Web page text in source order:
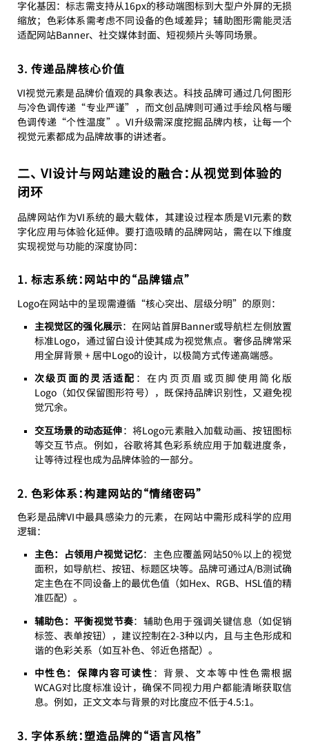
字化基因：标志需支持从16px的移动端图标到大型户外屏的无损
缩放；色彩体系需考虑不同设备的色域差异；辅助图形需能灵活
适配网站Banner、社交媒体封面、短视频片头等同场景。
3. 传递品牌核心价值
VI视觉元素是品牌价值观的具象表达。科技品牌可通过几何图形
与冷色调传递“专业严谨”，而文创品牌则可通过手绘风格与暖
色调传递“个性温度”。VI升级需深度挖掘品牌内核，让每一个
视觉元素都成为品牌故事的讲述者。
二、 VI设计与网站建设的融合：从视觉到体验的
闭环
品牌网站作为VI系统的最大载体，其建设过程本质是VI元素的数
字化应用与体验化延伸。要打造吸睛的品牌网站，需在以下维度
实现视觉与功能的深度协同：
1. 标志系统：网站中的“品牌锚点”
Logo在网站中的呈现需遵循“核心突出、层级分明”的原则：
主视觉区的强化展示：在网站首屏Banner或导航栏左侧放置
标准Logo，通过留白设计使其成为视觉焦点。奢侈品牌常采
用全屏背景 + 居中Logo的设计，以极简方式传递高端感。
次级页面的灵活适配 ：在内页页眉或页脚使用简化版
Logo（如仅保留图形符号），既保持品牌识别性，又避免视
觉冗余。
交互场景的动态延伸 ：将Logo元素融入加载动画、按钮图标
等交互节点。例如，谷歌将其色彩系统应用于加载进度条，
让等待过程也成为品牌体验的一部分。
2. 色彩体系：构建网站的“情绪密码”
色彩是品牌VI中最具感染力的元素，在网站中需形成科学的应用
逻辑：
主色：占领用户视觉记忆：主色应覆盖网站50%以上的视觉
面积，如导航栏、按钮、标题区块等。品牌可通过A/B测试确
定主色在不同设备上的最优色值（如Hex、RGB、HSL值的精
准匹配）。
辅助色：平衡视觉节奏：辅助色用于强调关键信息（如促销
标签、表单按钮），建议控制在2-3种以内，且与主色形成和
谐的色彩关系（如互补色、邻近色搭配）。
中性色：保障内容可读性 ：背景、文本等中性色需根据
WCAG对比度标准设计，确保不同视力用户都能清晰获取信
息。例如，正文文本与背景的对比度应不低于4.5:1。
3. 字体系统：塑造品牌的“语言风格”